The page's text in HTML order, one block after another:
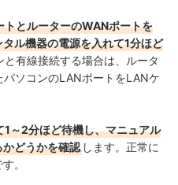
とルーターのWANポートを
ル機器の電源を入れて1分ほど
と有線接続する場合は、ルータ
ソコンのLANポートをLANケ
～2分ほど待機し、マニュアル
どうかを確認 します。正常に
。